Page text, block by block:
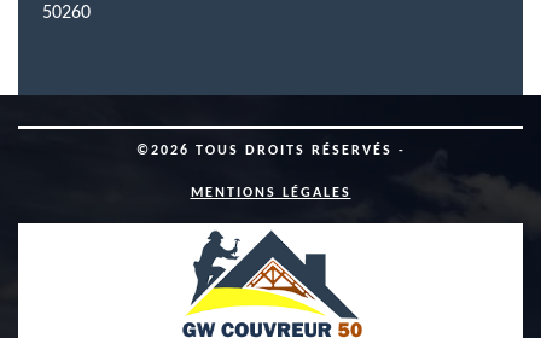
50260
©2026 TOUS DROITS RÉSERVÉS -
MENTIONS LÉGALES